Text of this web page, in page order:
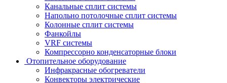
Канальные сплит системы
Напольно потолочные сплит системы
Колонные сплит системы
Фанкойлы
VRF системы
Компрессорно конденсаторные блоки
Отопительное оборудование
Инфракрасные обогреватели
Конвекторы электрические